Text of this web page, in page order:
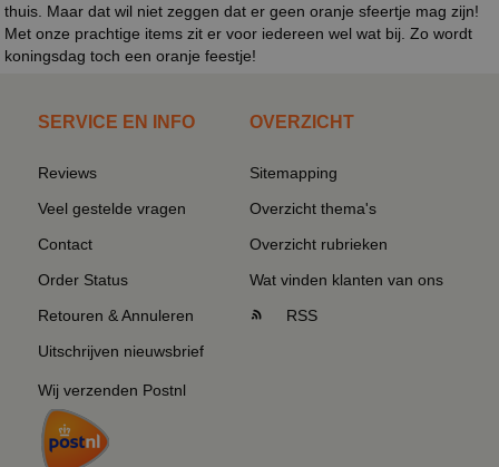
thuis. Maar dat wil niet zeggen dat er geen oranje sfeertje mag zijn!
Met onze prachtige items zit er voor iedereen wel wat bij. Zo wordt
koningsdag toch een oranje feestje!
SERVICE EN INFO
Reviews
Veel gestelde vragen
Contact
Order Status
Retouren & Annuleren
Uitschrijven nieuwsbrief
Wij verzenden Postnl
OVERZICHT
Sitemapping
Overzicht thema's
Overzicht rubrieken
Wat vinden klanten van ons
RSS